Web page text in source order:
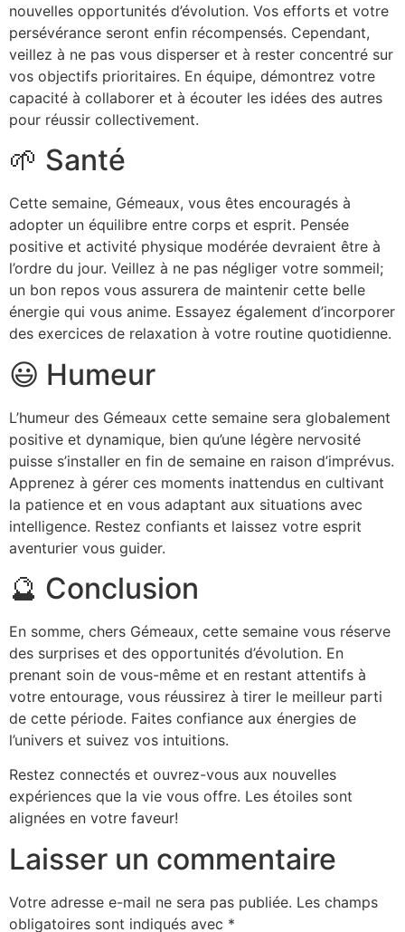
nouvelles opportunités d’évolution. Vos efforts et votre
persévérance seront enfin récompensés. Cependant,
veillez à ne pas vous disperser et à rester concentré sur
vos objectifs prioritaires. En équipe, démontrez votre
capacité à collaborer et à écouter les idées des autres
pour réussir collectivement.
🌱 Santé
Cette semaine, Gémeaux, vous êtes encouragés à
adopter un équilibre entre corps et esprit. Pensée
positive et activité physique modérée devraient être à
l’ordre du jour. Veillez à ne pas négliger votre sommeil;
un bon repos vous assurera de maintenir cette belle
énergie qui vous anime. Essayez également d’incorporer
des exercices de relaxation à votre routine quotidienne.
😃 Humeur
L’humeur des Gémeaux cette semaine sera globalement
positive et dynamique, bien qu’une légère nervosité
puisse s’installer en fin de semaine en raison d’imprévus.
Apprenez à gérer ces moments inattendus en cultivant
la patience et en vous adaptant aux situations avec
intelligence. Restez confiants et laissez votre esprit
aventurier vous guider.
🔮 Conclusion
En somme, chers Gémeaux, cette semaine vous réserve
des surprises et des opportunités d’évolution. En
prenant soin de vous-même et en restant attentifs à
votre entourage, vous réussirez à tirer le meilleur parti
de cette période. Faites confiance aux énergies de
l’univers et suivez vos intuitions.
Restez connectés et ouvrez-vous aux nouvelles
expériences que la vie vous offre. Les étoiles sont
alignées en votre faveur!
Laisser un commentaire
Votre adresse e-mail ne sera pas publiée. Les champs
obligatoires sont indiqués avec *